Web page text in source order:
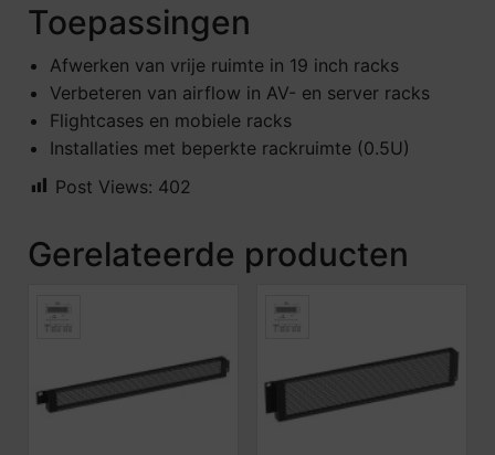
Toepassingen
Afwerken van vrije ruimte in 19 inch racks
Verbeteren van airflow in AV- en server racks
Flightcases en mobiele racks
Installaties met beperkte rackruimte (0.5U)
Post Views: 402
Gerelateerde producten